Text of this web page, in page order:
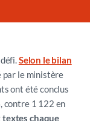
Selon le bilan
le ministère
ont été conclus
contre 1 122 en
chaque